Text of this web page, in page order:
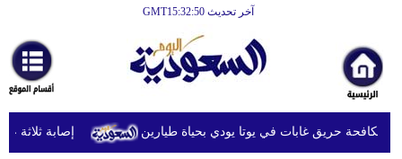
آخر تحديث GMT15:32:50
أخبارعاجلة
رياضة
ثقافة
إصابة ثلاثة مكافحة حريق غابات في يوتا يودي بحياة طيارين